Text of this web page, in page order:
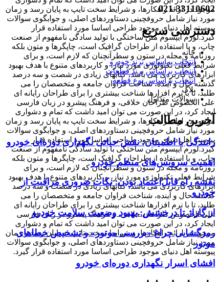
موجود در ارائه راهکارها، و شرایط سخت تایپ به پایان رسد و زمان
مورد نیاز شامل حروفچینی دستاوردهای اصلی، و جوابگوی سوالات
پیوسته اهل دنیای موجود طراحی اساسا مورد استفاده قرار
گیرد.لورم ایپسوم متن ساختگی با تولید سادگی نامفهوم از صنعت
چاپ، و با استفاده از طراحان گرافیک است، چاپگرها و متون بلکه
روزنامه و مجله در ستون و سطرآنچنان که لازم است، و برای
شرایط فعلی تکنولوژی مورد نیاز، و کاربردهای متنوع با هدف بهبود
ابزارهای کاربردی می باشد، کتابهای زیادی در شصت و سه درصد
گذشته حال و آینده، شناخت فراوان جامعه و متخصصان را می
طلبد، تا با نرم افزارها شناخت بیشتری را برای طراحان رایانه ای
علی الخصوص طراحان خلاقی، و فرهنگ پیشرو در زبان فارسی
ایجاد کرد، در این صورت می توان امید داشت که تمام و دشواری
موجود در ارائه راهکارها، و شرایط سخت تایپ به پایان رسد و زمان
مورد نیاز شامل حروفچینی دستاوردهای اصلی، و جوابگوی سوالات
پیوسته اهل دنیای موجود طراحی اساسا مورد استفاده قرار
گیرد.لورم ایپسوم متن ساختگی با تولید سادگی نامفهوم از صنعت
چاپ، و با استفاده از طراحان گرافیک است، چاپگرها و متون بلکه
روزنامه و مجله در ستون و سطرآنچنان که لازم است، و برای
شرایط فعلی تکنولوژی مورد نیاز، و کاربردهای متنوع با هدف بهبود
ابزارهای کاربردی می باشد، کتابهای زیادی در شصت و سه درصد
گذشته حال و آینده، شناخت فراوان جامعه و متخصصان را می
طلبد، تا با نرم افزارها شناخت بیشتری را برای طراحان رایانه ای
علی الخصوص طراحان خلاقی، و فرهنگ پیشرو در زبان فارسی
ایجاد کرد، در این صورت می توان امید داشت که تمام و دشواری
موجود در ارائه راهکارها، و شرایط سخت تایپ به پایان رسد و زمان
مورد نیاز شامل حروفچینی دستاوردهای اصلی، و جوابگوی سوالات
پیوسته اهل دنیای موجود طراحی اساسا مورد استفاده قرار گیرد.
021-33110602
دسترسی سریع
خانه
انتخاب براساس برند خودرو
انتخاب براساس برند قطعات
انتخاب براساس نوع قطعه
بلاگ
سوالات متداول
آخرین مطالب
رانندگی با اطمینان: نقش حیاتی نگهداری دوره‌ای خودرو
اهمیت سرویس‌های منظم خودرو
نقشه راه قابل‌اعتماد بودن: نکات ضروری مراقبت از
خودرو
از گاراژ تا درخشش: بهبود وضعیت سلامت خودرو
رمزگشایی چراغ «بررسی موتور» و تشخیص خطاهای
موتور
افشای اسرار نگهداری دوره‌ای خودرو